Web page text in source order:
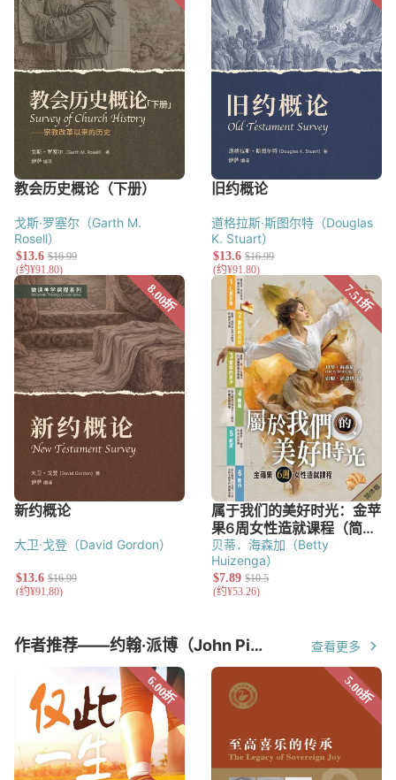
戈斯·罗塞尔（Garth M.
Rosell）
道格拉斯·斯图尔特（Douglas
K. Stuart）
大卫·戈登（David Gordon）
贝蒂．海森加（Betty
Huizenga）
作者推荐——约翰·派博（John Piper） 查看更多